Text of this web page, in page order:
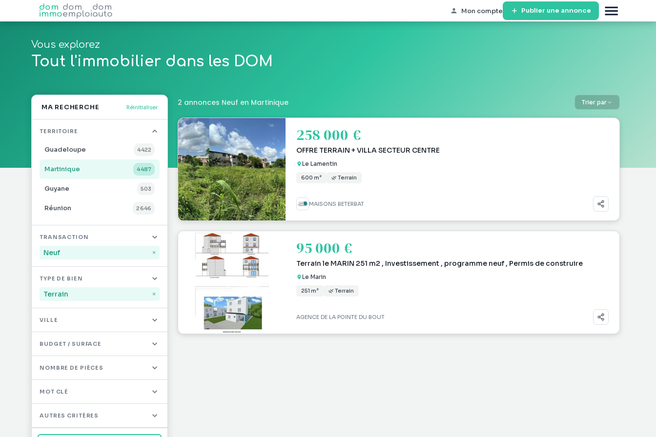
dom
immo
dom
emploi
dom
auto Mon compte Publier une annonce
Vous explorez
Tout l'immobilier dans les DOM
MA RECHERCHE Réinitialiser
TERRITOIRE
Guadeloupe 4 422
Martinique 4 487
Guyane 503
Réunion 2 646
Mayotte
Saint-Barthélémy 12
TRANSACTION
Neuf ×
TYPE DE BIEN
Terrain ×
VILLE
BUDGET / SURFACE
NOMBRE DE PIÈCES
MOT CLÉ
AUTRES CRITÈRES
2 annonces Neuf en Martinique Trier par
258 000 €
OFFRE TERRAIN + VILLA SECTEUR CENTRE
Le Lamentin
600 m² 🌿 Terrain
MAISONS BETERBAT
95 000 €
Terrain le MARIN 251 m2 , Investissement , programme neuf , Permis de construire
Le Marin
251 m² 🌿 Terrain
AGENCE DE LA POINTE DU BOUT